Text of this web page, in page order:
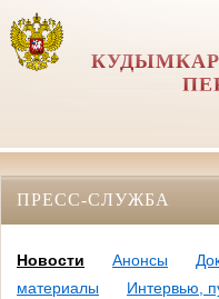
ПРЕСС-СЛУЖБА
Новости Анонсы
материалы
Интервью,